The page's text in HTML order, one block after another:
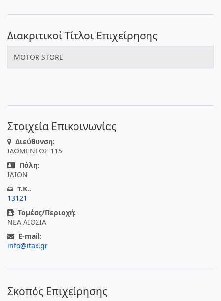
Διακριτικοί Τίτλοι Επιχείρησης
MOTOR STORE
Στοιχεία Επικοινωνίας
Διεύθυνση:
ΙΔΟΜΕΝΕΩΣ 115
Πόλη:
ΙΛΙΟΝ
T.K.:
13121
Τομέας/Περιοχή:
ΝΕΑ ΛΙΟΣΙΑ
E-mail:
info@itax.gr
Σκοπός Επιχείρησης